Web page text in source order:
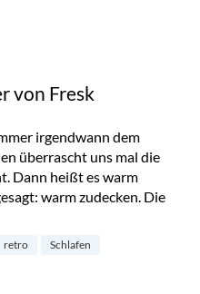
von Fresk
irgendwann dem
überrascht uns mal die
Dann heißt es warm
warm zudecken. Die
von Fresk“
retro
Schlafen